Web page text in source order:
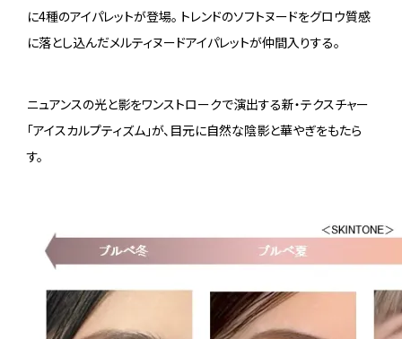
に4種のアイパレットが登場。 トレンドのソフトヌードをグロウ質感
に落とし込んだメルティヌードアイパレットが仲間入りする。
ニュアンスの光と影をワンストロークで演出する新・テクスチャー
「アイスカルプティズム」が、目元に自然な陰影と華やぎをもたら
す。